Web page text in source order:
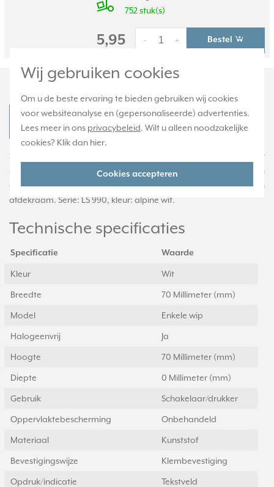
Wij gebruiken cookies
Om u de beste ervaring te bieden gebruiken wij cookies
voor websiteanalyse en (gepersonaliseerde) advertenties.
Lees meer in ons privacybeleid. Wilt u alleen noodzakelijke
cookies? Klik dan hier.
Cookies accepteren
752 stuk(s)
5,95 +
- Bestel
Productomschrijving
Schakelwip (knop) met tekstvenster (9x 58 mm), geschikt voor
schakelaars en pulsdrukkers. Duroplast: zeer krasvast en
glanzend. Inclusief klemstuk (CD 90 HP), exclusief binnenwerk en
afdekraam. Serie: LS 990, kleur: alpine wit.
Technische specificaties
Specificatie Waarde
Kleur Wit
Breedte 70 Millimeter (mm)
Model Enkele wip
Halogeenvrij Ja
Hoogte 70 Millimeter (mm)
Diepte 0 Millimeter (mm)
Gebruik Schakelaar/drukker
Oppervlaktebescherming Onbehandeld
Materiaal Kunststof
Bevestigingswijze Klembevestiging
Opdruk/indicatie Tekstveld